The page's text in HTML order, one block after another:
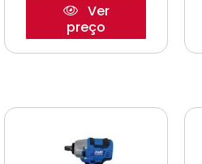
Ver
preço